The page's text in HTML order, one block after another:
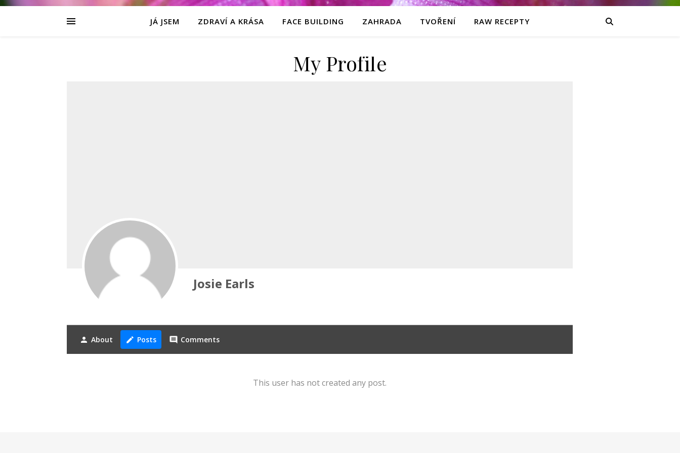
JÁ JSEM ZDRAVÍ A KRÁSA FACE BUILDING ZAHRADA TVOŘENÍ RAW RECEPTY
My Profile
Josie Earls
person About create Posts comment Comments
This user has not created any post.